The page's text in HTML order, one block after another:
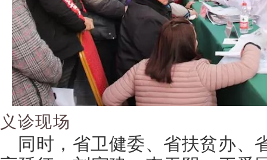
义诊现场
同时，省卫健委、省扶贫办、